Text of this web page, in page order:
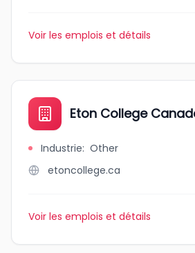
Voir les emplois et détails
Eton College
Industrie: Other
etoncollege.ca
Voir les emplois et détails